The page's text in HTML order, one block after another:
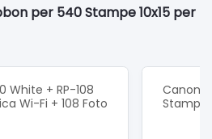
per 540 Stampe 10x15 per
White + RP-108
Wi-Fi + 108 Foto